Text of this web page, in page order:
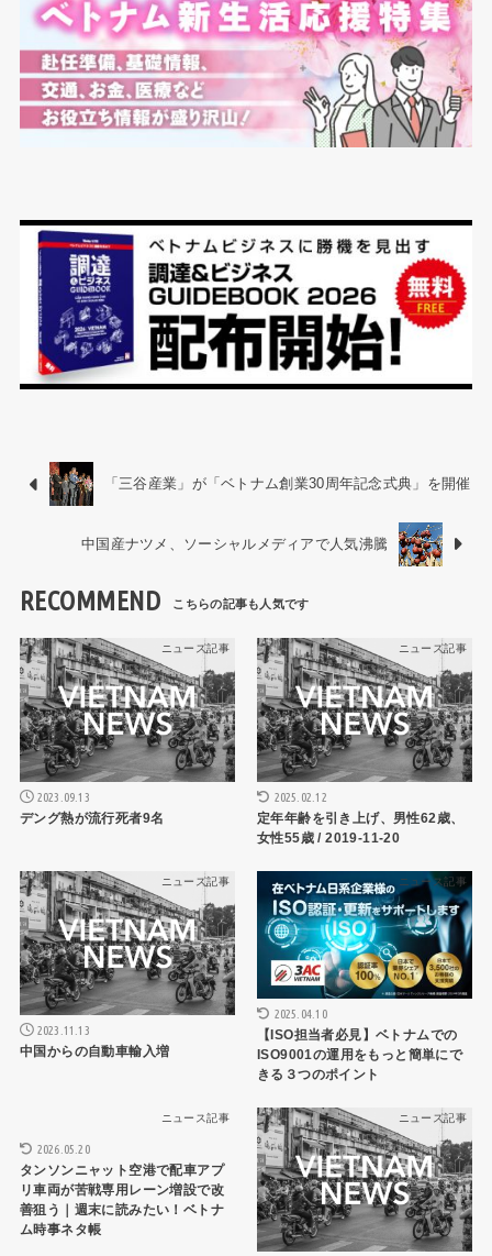
「三谷産業」が「ベトナム創業30周年記念式典」を開催
中国産ナツメ、ソーシャルメディアで人気沸騰
RECOMMEND
ニュース記事
2023.09.13
デング熱が流行死者9名
ニュース記事
2025.02.12
定年年齢を引き上げ、男性62歳、
女性55歳 / 2019-11-20
ニュース記事
2023.11.13
中国からの自動車輸入増
ニュース記事
2025.04.10
【ISO担当者必見】ベトナムでの
ISO9001の運用をもっと簡単にで
きる３つのポイント
ニュース記事
2026.05.20
タンソンニャット空港で配車アプ
リ車両が苦戦専用レーン増設で改
善狙う｜週末に読みたい！ベトナ
ム時事ネタ帳
ニュース記事